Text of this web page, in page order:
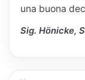
una buona
Sig. Hönicke,